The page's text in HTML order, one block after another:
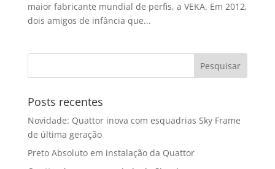
maior fabricante mundial de perfis, a VEKA. Em 2012,
dois amigos de infância que...
Posts recentes
Novidade: Quattor inova com esquadrias Sky Frame
de última geração
Preto Absoluto em instalação da Quattor